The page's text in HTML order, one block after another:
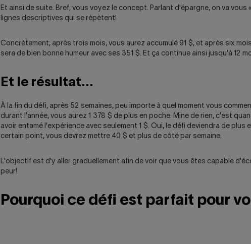
Et ainsi de suite. Bref, vous voyez le concept. Parlant d'épargne, on va vous
lignes descriptives qui se répètent!
Concrètement, après trois mois, vous aurez accumulé 91 $, et après six
sera de bien bonne humeur avec ses 351 $. Et ça continue ainsi jusqu'à 12
Et le résultat...
À la fin du défi, après 52 semaines, peu importe à quel moment vous
durant l'année, vous aurez 1 378 $ de plus en poche. Mine de rien, c'est
avoir entamé l'expérience avec seulement 1 $. Oui, le défi deviendra de plus
certain point, vous devrez mettre 40 $ et plus de côté par semaine.
L'objectif est d'y aller graduellement afin de voir que vous êtes capable
peur!
Pourquoi ce défi est parfait pour